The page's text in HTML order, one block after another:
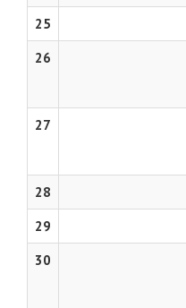
25
26
27
28
29
30